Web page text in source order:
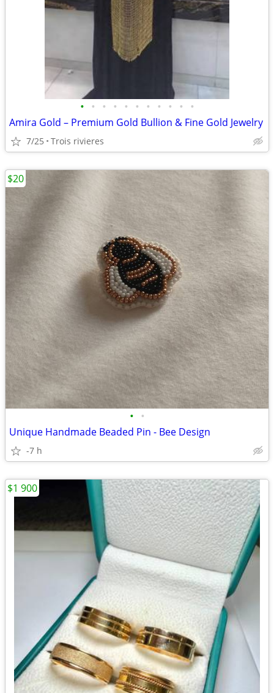
• • • • • • • • • • •
Amira Gold – Premium Gold Bullion & Fine Gold Jewelry
7/25 Trois rivieres
• •
Unique Handmade Beaded Pin - Bee Design
-7 h
$20
$1 900